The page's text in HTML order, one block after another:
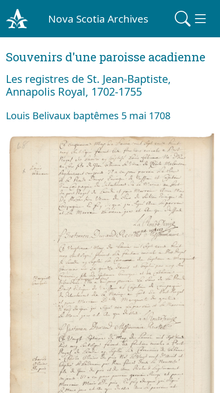
Nova Scotia Archives
Souvenirs d'une paroisse acadienne
Les registres de St. Jean-Baptiste,
Annapolis Royal, 1702-1755
Louis Belivaux baptêmes 5 mai 1708